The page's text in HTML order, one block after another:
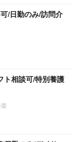
/日勤のみ/訪問介
ト相談可/特別養護